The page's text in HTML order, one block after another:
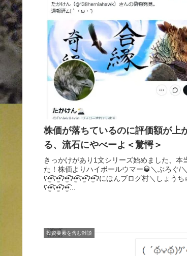
株価が落ちているのに評価額が上
る、流石にやべーよ＜驚愕＞
きっかけがあり1文シリーズ始めました、本
た！株価よりハイボールウマー🥃＼ぶろぐ/
ʕ•̫͡•ʕ•̫͡•ʔ•̫͡•ʔ•̫͡•ʕ•̫͡•ʔ•̫͡•ʔにほんブログ村＼しょう
ʕ•̫͡•ʕ•̫͡•ʔ•̫͡•...
投資要素を含む雑談